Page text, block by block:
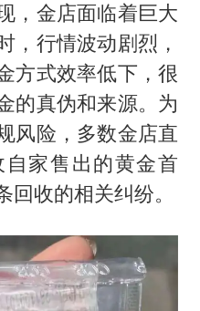
，金店面临着巨大
，行情波动剧烈，
方式效率低下，很
的真伪和来源。为
风险，多数金店直
家售出的黄金首
收的相关纠纷。